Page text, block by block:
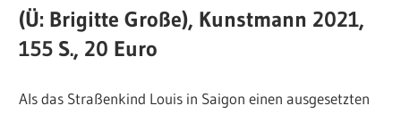
(Ü: Brigitte Große), Kunstmann 2021,
155 S., 20 Euro
Als das Straßenkind Louis in Saigon einen ausgesetzten